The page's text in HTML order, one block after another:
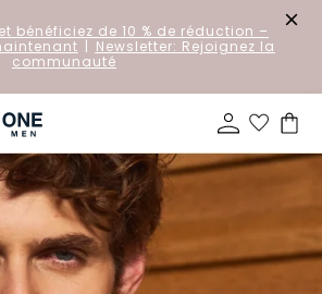
bénéficiez de 10 % de réduction –
| Newsletter: Rejoignez la
communauté